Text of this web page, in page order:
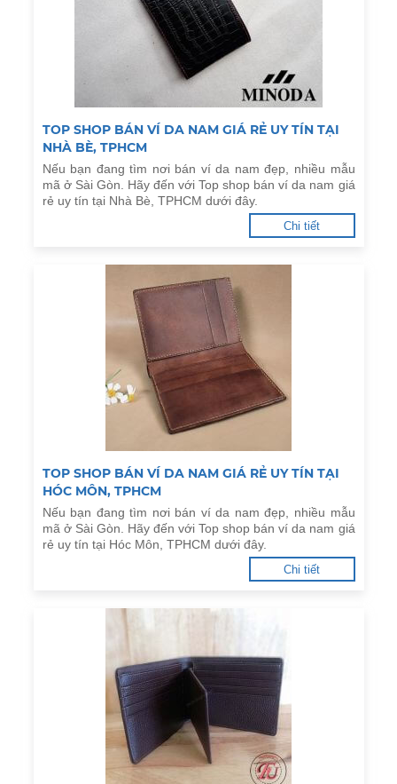
TOP SHOP BÁN VÍ DA NAM GIÁ RẺ UY TÍN TẠI
NHÀ BÈ, TPHCM
Nếu bạn đang tìm nơi bán ví da nam đẹp, nhiều mẫu
mã ở Sài Gòn. Hãy đến với Top shop bán ví da nam giá
rẻ uy tín tại Nhà Bè, TPHCM dưới đây.
Chi tiết
TOP SHOP BÁN VÍ DA NAM GIÁ RẺ UY TÍN TẠI
HÓC MÔN, TPHCM
Nếu bạn đang tìm nơi bán ví da nam đẹp, nhiều mẫu
mã ở Sài Gòn. Hãy đến với Top shop bán ví da nam giá
rẻ uy tín tại Hóc Môn, TPHCM dưới đây.
Chi tiết